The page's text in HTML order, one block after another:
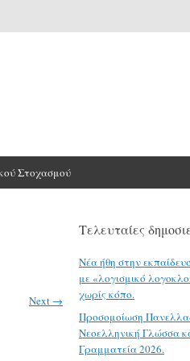
Στοχασμού
Next →
Τελευταίες
Νέα ήθη στην
με «λογισμικό
χωρίς κόπο.
Προσομοίωση
Νεοελληνική Γλώσσα
Γραμματεία 2026.